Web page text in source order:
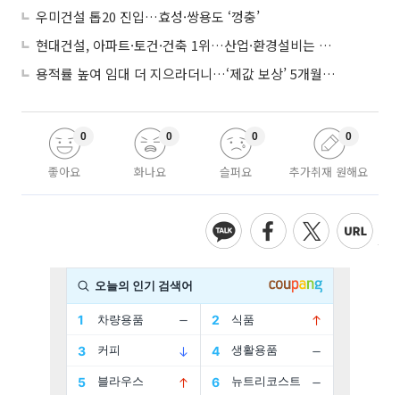
우미건설 톱20 진입…효성·쌍용도 ‘껑충’
현대건설, 아파트·토건·건축 1위…산업·환경설비는 삼성E&A
용적률 높여 임대 더 지으라더니…‘제값 보상’ 5개월째 국회에 발목
좋아요
0
화나요
0
슬퍼요
0
추가취재 원해요
0